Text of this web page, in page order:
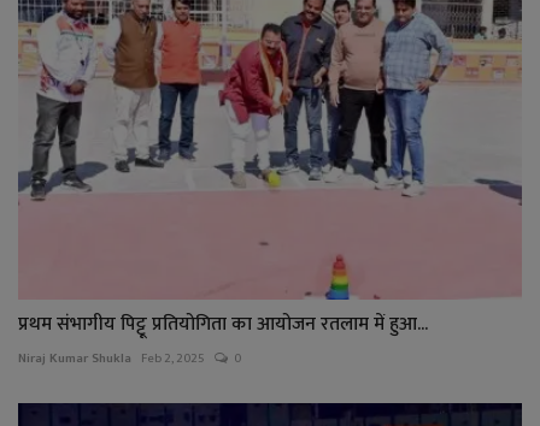
प्रथम संभागीय पिट्टू प्रतियोगिता का आयोजन रतलाम में हुआ...
Niraj Kumar Shukla Feb 2, 2025 0